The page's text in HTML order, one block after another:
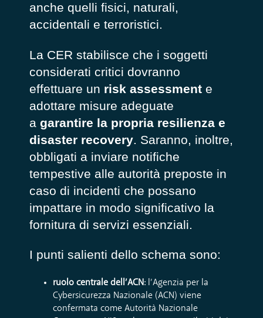
anche quelli fisici, naturali,
accidentali e terroristici.
La CER stabilisce che i soggetti
considerati critici dovranno
effettuare un risk assessmente
adottare misure adeguate
a garantire la propria resilienza e
disaster recovery. Saranno, inoltre,
obbligati a inviare notifiche
tempestive alle autorità preposte in
caso di incidenti che possano
impattare in modo significativo la
fornitura di servizi essenziali.
I punti salienti dello schema sono:
ruolo centrale dell’ACN: l’Agenzia per la
Cybersicurezza Nazionale (ACN) viene
confermata come Autorità Nazionale